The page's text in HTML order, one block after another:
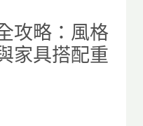
攻略：風格
家具搭配重